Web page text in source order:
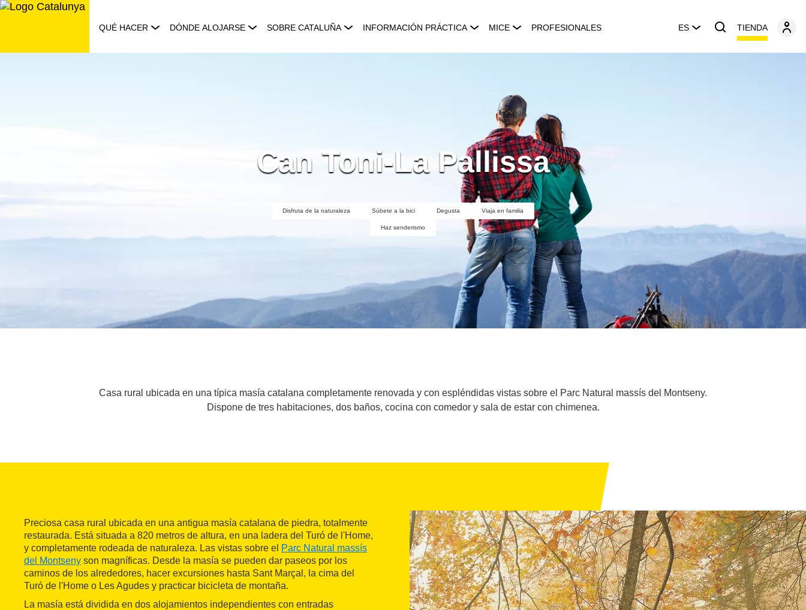
Saltar
QUÉ HACER DÓNDE ALOJARSE SOBRE CATALUÑA INFORMACIÓN PRÁCTICA MICE PROFESIONALES ES TIENDA
Can Toni-La Pallissa
Disfruta de la naturaleza Súbete a la bici Degusta Viaja en familia
Haz senderismo
Casa rural ubicada en una típica masía catalana completamente renovada y con espléndidas vistas sobre el Parc Natural massís del Montseny.
Dispone de tres habitaciones, dos baños, cocina con comedor y sala de estar con chimenea.
Preciosa casa rural ubicada en una antigua masía catalana de piedra, totalmente
restaurada. Está situada a 820 metros de altura, en una ladera del Turó de l'Home,
y completamente rodeada de naturaleza. Las vistas sobre el Parc Natural massís
del Montseny son magníficas. Desde la masía se pueden dar paseos por los
caminos de los alrededores, hacer excursiones hasta Sant Marçal, la cima del
Turó de l'Home o Les Agudes y practicar bicicleta de montaña.
La masía está dividida en dos alojamientos independientes con entradas